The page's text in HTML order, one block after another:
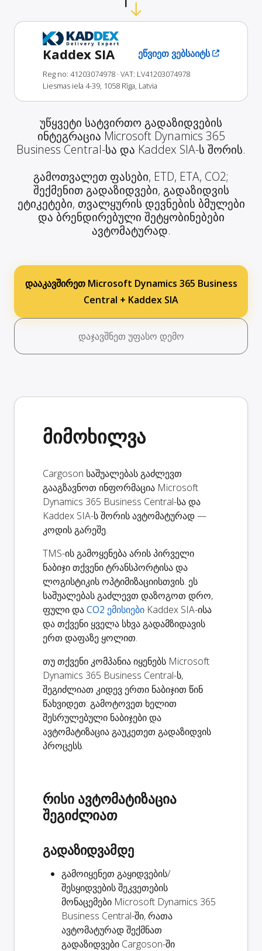
Kaddex SIA ეწვიეთ ვებსაიტს
Reg no: 41203074978 · VAT: LV41203074978
Liesmas iela 4-39, 1058 Rīga, Latvia
უწყვეტი სატვირთო გადაზიდვების
ინტეგრაცია Microsoft Dynamics 365
Business Central-სა და Kaddex SIA-ს შორის.
გამოთვალეთ ფასები, ETD, ETA, CO2;
შექმენით გადაზიდვები, გადაზიდვის
ეტიკეტები, თვალყურის დევნების ბმულები
და ბრენდირებული შეტყობინებები
ავტომატურად.
დააკავშირეთ Microsoft Dynamics 365 Business
Central + Kaddex SIA
დაჯავშნეთ უფასო დემო
მიმოხილვა
Cargoson საშუალებას გაძლევთ
გააგზავნოთ ინფორმაცია Microsoft
Dynamics 365 Business Central-სა და
Kaddex SIA-ს შორის ავტომატურად —
კოდის გარეშე.
TMS-ის გამოყენება არის პირველი
ნაბიჯი თქვენი ტრანსპორტისა და
ლოგისტიკის ოპტიმიზაციისთვის. ეს
საშუალებას გაძლევთ დაზოგოთ დრო,
ფული დაCO2 ემისიები Kaddex SIA-ისა
და თქვენი ყველა სხვა გადამზიდავის
ერთ დაფაზე ყოლით.
თუ თქვენი კომპანია იყენებს Microsoft
Dynamics 365 Business Central-ს,
შეგიძლიათ კიდევ ერთი ნაბიჯით წინ
წახვიდეთ: გამოტოვეთ ხელით
შესრულებული ნაბიჯები და
ავტომატიზაცია გაუკეთეთ გადაზიდვის
პროცესს.
რისი ავტომატიზაცია
შეგიძლიათ
გადაზიდვამდე
გამოიყენეთ გაყიდვების/
შესყიდვების შეკვეთების
მონაცემები Microsoft Dynamics 365
Business Central-ში, რათა
ავტომატურადშექმნათ
გადაზიდვები Cargoson-ში